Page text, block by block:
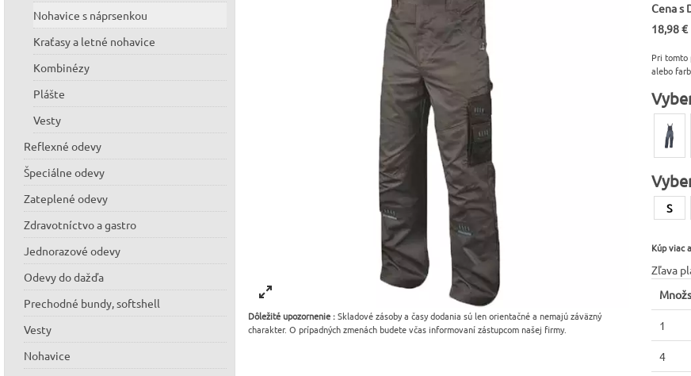
Nohavice s náprsenkou
Kraťasy a letné nohavice
Kombinézy
Plášte
Vesty
Reflexné odevy
Špeciálne odevy
Zateplené odevy
Zdravotníctvo a gastro
Jednorazové odevy
Odevy do dažďa
Prechodné bundy, softshell
Vesty
Nohavice
Dôležité upozornenie :Skladové zásoby a časy dodania sú len orientačné a nemajú záväzný
charakter. O prípadných zmenách budete včas informovaní zástupcom našej firmy.
Cena s
18,98 €
Pri tomto
alebo
S
Kúp viac
Zľava
1
4